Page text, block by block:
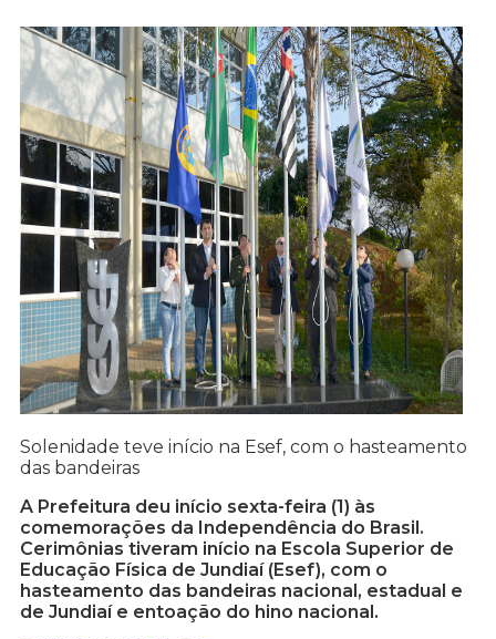
Solenidade teve início na Esef, com o hasteamento
das bandeiras
A Prefeitura deu início sexta-feira (1) às
comemorações da Independência do Brasil.
Cerimônias tiveram início na Escola Superior de
Educação Física de Jundiaí (Esef), com o
hasteamento das bandeiras nacional, estadual e
de Jundiaí e entoação do hino nacional.